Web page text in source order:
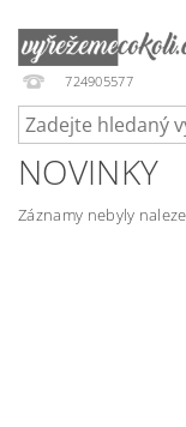
724905577
NOVINKY
Záznamy nebyly